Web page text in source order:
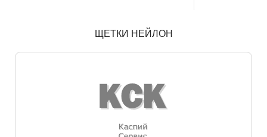
ЩЕТКИ НЕЙЛОН